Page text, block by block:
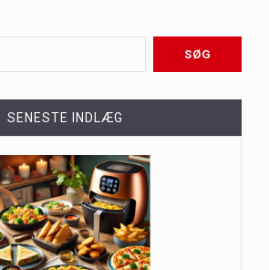
SENESTE INDLÆG